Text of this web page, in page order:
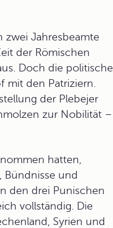
zwei Jahresbeamte
der Römischen
Doch die politische
mit den Patriziern.
der Plebejer
zur Nobilität –
hatten,
Bündnisse und
den drei Punischen
vollständig. Die
Syrien und